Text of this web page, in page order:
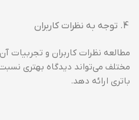
توجه به نظرات کاربران
مطالعه نظرات کاربران و تجربیات
مختلف می‌تواند دیدگاه بهتری
باتری ارائه دهد.